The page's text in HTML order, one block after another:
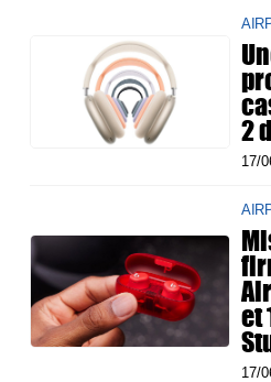
2
17/
et
17/